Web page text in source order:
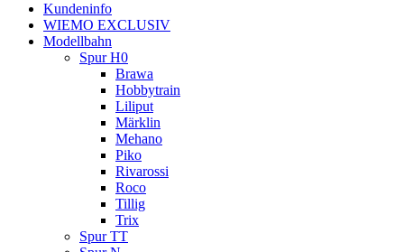
Kundeninfo
WIEMO EXCLUSIV
Modellbahn
Spur H0
Brawa
Hobbytrain
Liliput
Märklin
Mehano
Piko
Rivarossi
Roco
Tillig
Trix
Spur TT